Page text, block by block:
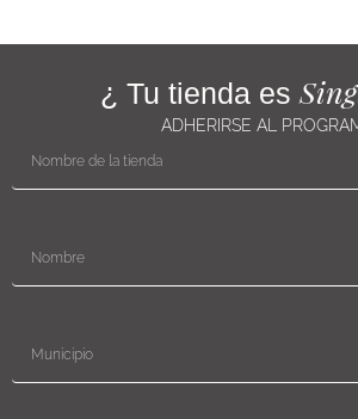
¿ Tu tienda es
ADHERIRSE AL